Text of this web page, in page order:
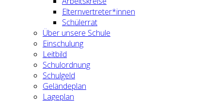
Elternvertreter*innen
Schülerrat
Über unsere Schule
Einschulung
Leitbild
Schulordnung
Schulgeld
Geländeplan
Lageplan